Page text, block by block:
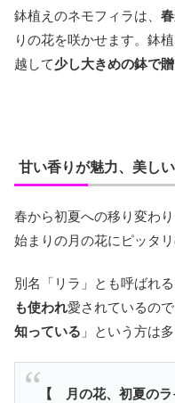
鉢植えのネモフィラは、
りの花を咲かせます。鉢
越して少し大きめの鉢で
甘い香りが魅力、美し
春から初夏への移り変わ
始まりの月の花にピッタリ
別名「リラ」とも呼ばれる
も使われ愛されているの
知っている 」という方は
【 月の花、初夏の